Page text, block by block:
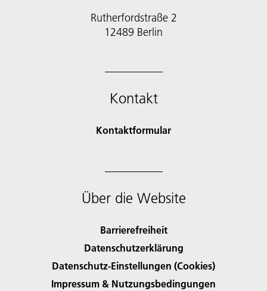
Rutherfordstraße 2
12489 Berlin
Kontakt
Kontaktformular
Über die Website
Barrierefreiheit
Datenschutzerklärung
Datenschutz-Einstellungen (Cookies)
Impressum & Nutzungsbedingungen